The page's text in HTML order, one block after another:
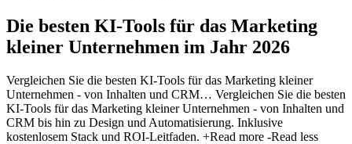
Die besten KI-Tools für das Marketing
kleiner Unternehmen im Jahr 2026
Vergleichen Sie die besten KI-Tools für das Marketing kleiner
Unternehmen - von Inhalten und CRM… Vergleichen Sie die besten
KI-Tools für das Marketing kleiner Unternehmen - von Inhalten und
CRM bis hin zu Design und Automatisierung. Inklusive
kostenlosem Stack und ROI-Leitfaden. +Read more -Read less